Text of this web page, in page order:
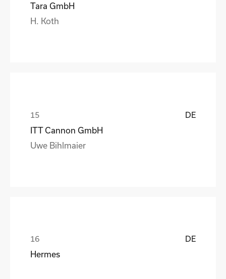
Tara GmbH
H. Koth
DE
ITT Cannon GmbH
Uwe Bihlmaier
DE
Hermes